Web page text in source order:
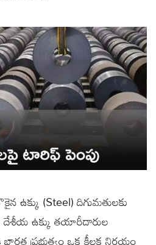
ఉక్కు (Steel) దిగుమతులకు
దేశీయ ఉక్కు తయారీదారుల